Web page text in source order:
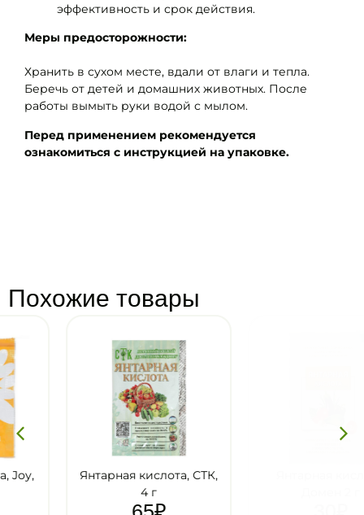
эффективность и срок действия.
Меры предосторожности:
Хранить в сухом месте, вдали от влаги и тепла.
Беречь от детей и домашних животных. После
работы вымыть руки водой с мылом.
Перед применением рекомендуется
ознакомиться с инструкцией на упаковке.
Похожие товары
Янтарная кислота, СТК,